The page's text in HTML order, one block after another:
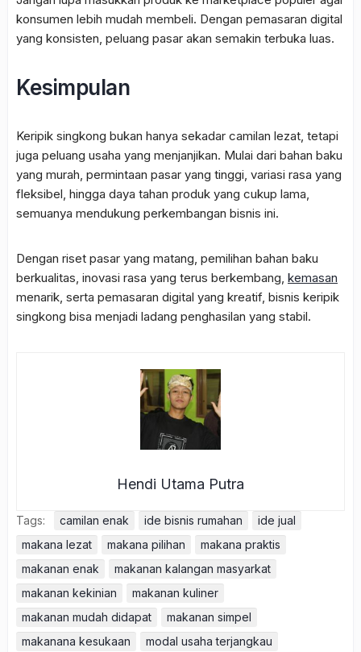
konsumen lebih mudah membeli. Dengan pemasaran digital
yang konsisten, peluang pasar akan semakin terbuka luas.
Kesimpulan
Keripik singkong bukan hanya sekadar camilan lezat, tetapi
juga peluang usaha yang menjanjikan. Mulai dari bahan baku
yang murah, permintaan pasar yang tinggi, variasi rasa yang
fleksibel, hingga daya tahan produk yang cukup lama,
semuanya mendukung perkembangan bisnis ini.
Dengan riset pasar yang matang, pemilihan bahan baku
berkualitas, inovasi rasa yang terus berkembang, kemasan
menarik, serta pemasaran digital yang kreatif, bisnis keripik
singkong bisa menjadi ladang penghasilan yang stabil.
Hendi Utama Putra
Tags: camilan enak ide bisnis rumahan
ide jual
makana lezat
makana pilihan
makana praktis
makanan enak
makanan kalangan masyarkat
makanan kekinian
makanan kuliner
makanan mudah didapat
makanan simpel
makanana kesukaan
modal usaha terjangkau